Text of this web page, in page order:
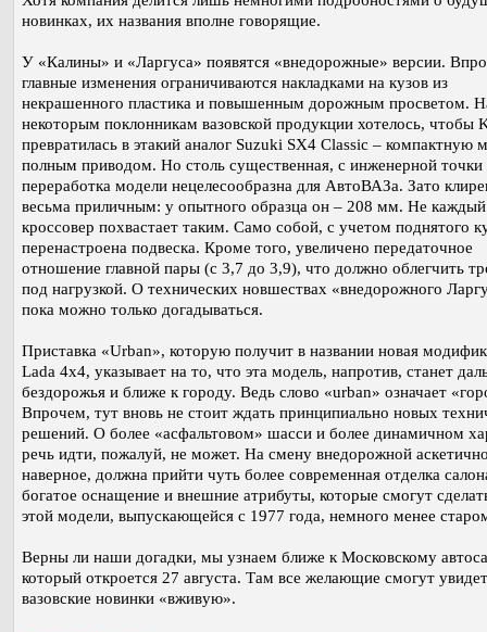
новинках, их названия вполне говорящие.
У «Калины» и «Ларгуса» появятся «внедорожные» версии.
главные изменения ограничиваются накладками на кузов из
некрашенного пластика и повышенным дорожным просветом.
некоторым поклонникам вазовской продукции хотелось, чтобы
превратилась в этакий аналог Suzuki SX4 Classic – компактную
полным приводом. Но столь существенная, с инженерной точки
переработка модели нецелесообразна для АвтоВАЗа. Зато
весьма приличным: у опытного образца он – 208 мм. Не каждый
кроссовер похвастает таким. Само собой, с учетом поднятого
перенастроена подвеска. Кроме того, увеличено передаточное
отношение главной пары (с 3,7 до 3,9), что должно облегчить
под нагрузкой. О технических новшествах «внедорожного
пока можно только догадываться.
Приставка «Urban», которую получит в названии новая
Lada 4x4, указывает на то, что эта модель, напротив, станет
бездорожья и ближе к городу. Ведь слово «urban» означает
Впрочем, тут вновь не стоит ждать принципиально новых
решений. О более «асфальтовом» шасси и более динамичном
речь идти, пожалуй, не может. На смену внедорожной
наверное, должна прийти чуть более современная отделка
богатое оснащение и внешние атрибуты, которые смогут
этой модели, выпускающейся с 1977 года, немного менее
Верны ли наши догадки, мы узнаем ближе к Московскому
который откроется 27 августа. Там все желающие смогут
вазовские новинки «вживую».